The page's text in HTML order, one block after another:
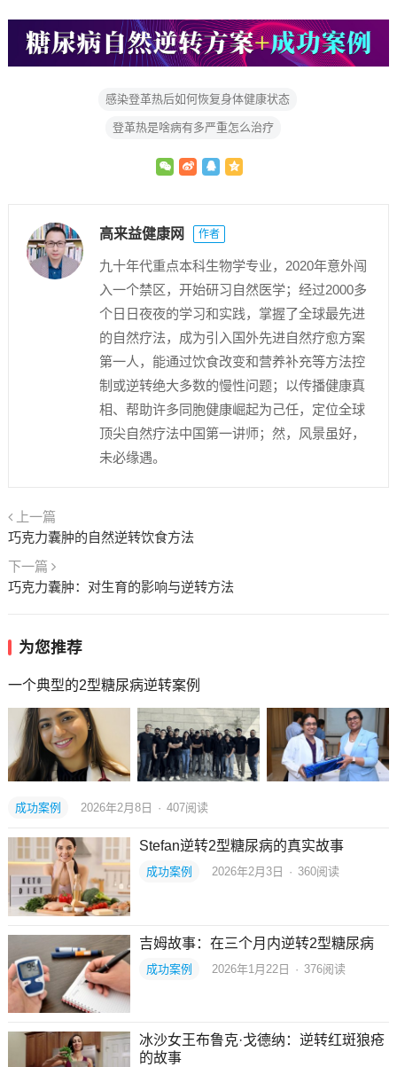
感染登革热后如何恢复身体健康状态
登革热是啥病有多严重怎么治疗
高来益健康网 作者
九十年代重点本科生物学专业，2020年意外闯
入一个禁区，开始研习自然医学；经过2000多
个日日夜夜的学习和实践，掌握了全球最先进
的自然疗法，成为引入国外先进自然疗愈方案
第一人，能通过饮食改变和营养补充等方法控
制或逆转绝大多数的慢性问题；以传播健康真
相、帮助许多同胞健康崛起为己任，定位全球
顶尖自然疗法中国第一讲师；然，风景虽好，
未必缘遇。
上一篇
巧克力囊肿的自然逆转饮食方法
下一篇
巧克力囊肿：对生育的影响与逆转方法
为您推荐
一个典型的2型糖尿病逆转案例
成功案例 2026年2月8日 · 407阅读
Stefan逆转2型糖尿病的真实故事
成功案例 2026年2月3日 · 360阅读
吉姆故事：在三个月内逆转2型糖尿病
成功案例 2026年1月22日 · 376阅读
冰沙女王布鲁克·戈德纳：逆转红斑狼疮
的故事